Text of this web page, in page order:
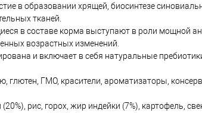
в образовании хрящей, биосинтезе
тканей.
составе корма выступают в роли мощной
возрастных изменений.
и включает в себя натуральные
ГМО, красители, ароматизаторы,
рис, горох, жир индейки (7%), картофель,